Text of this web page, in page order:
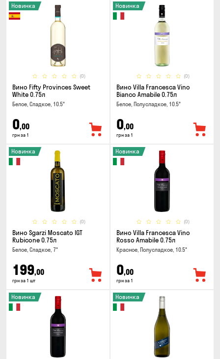
(0)
Новинка
Вино Fifty Provinces Sweet
White 0.75л
Белое, Сладкое, 10.5°
0,00
грн за 1
(0)
Новинка
Вино Villa Francesca Vino
Bianco Amabile 0.75л
Белое, Полусладкое, 10.5°
0,00
грн за 1
(0)
Новинка
Вино Sgarzi Moscato IGT
Rubicone 0.75л
Белое, Сладкое, 7°
199,00
грн за 1 шт
(0)
Новинка
Вино Villa Francesca Vino
Rosso Amabile 0.75л
Красное, Полусладкое, 10.5°
0,00
грн за 1
Новинка Новинка